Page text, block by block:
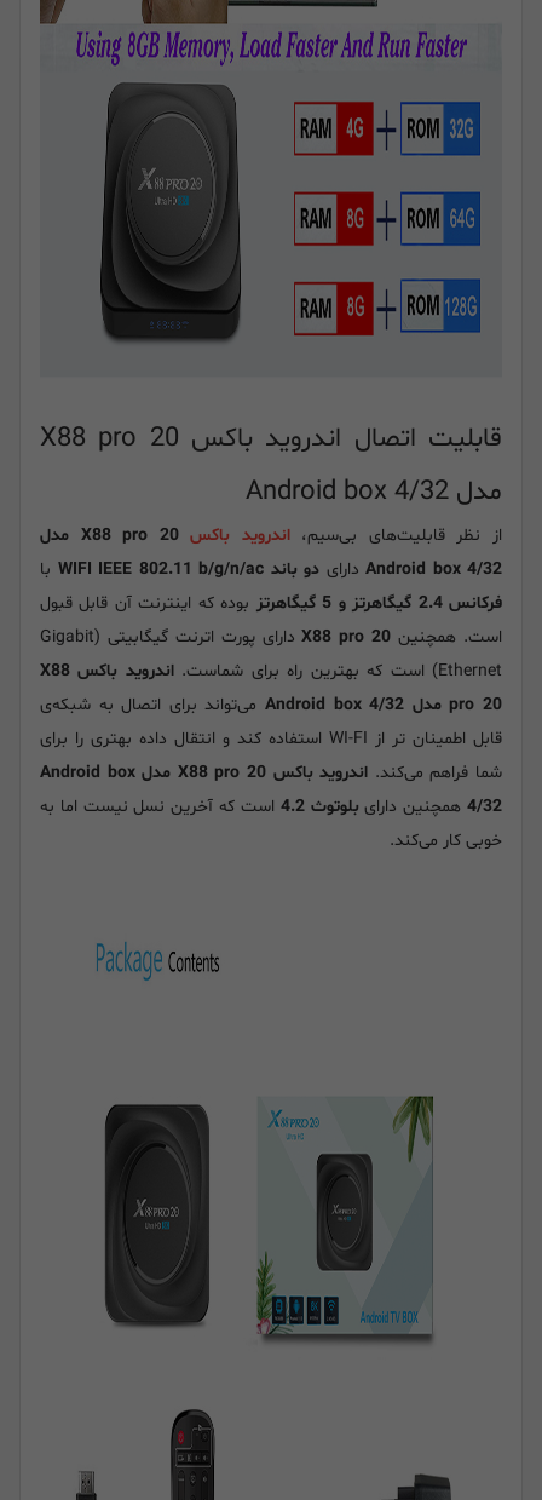
قابلیت اتصال اندروید باکس X88 pro 20
مدل Android box 4/32
از نظر قابلیت‌های بی‌سیم،اندروید باکس
X88 pro 20 مدل
Android box 4/32 دارای دو باند WIFI IEEE 802.11 b/g/n/ac
با
فرکانس 2.4 گیگاهرتز و 5 گیگاهرتز
بوده که اینترنت آن قابل قبول
است. همچنین X88 pro 20
دارای پورت اترنت گیگابیتی (Gigabit
Ethernet) است که بهترین راه برای شماست.
اندروید باکس X88
pro 20 مدل Android box 4/32
می‌تواند برای اتصال به شبکه‌ی
قابل اطمینان تر از WI-FI استفاده کند و انتقال داده بهتری را برای
شما فراهم می‌کند.
اندروید باکس X88 pro 20 مدل Android box
4/32همچنین دارای بلوتوث 4.2
است که آخرین نسل نیست اما به
خوبی کار می‌کند.